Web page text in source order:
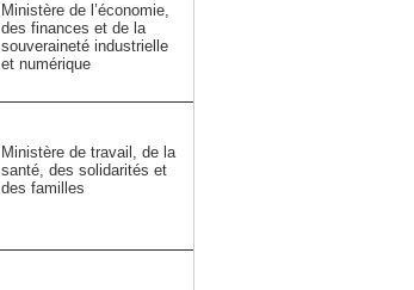
Ministère de l’économie,
des finances et de la
souveraineté industrielle
et numérique
Ministère de travail, de la
santé, des solidarités et
des familles